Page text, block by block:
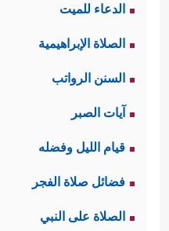
الدعاء للميت
الصلاة الإبراهيمية
السنن الرواتب
آيات الصبر
قيام الليل وفضله
فضائل صلاة الفجر
الصلاة على النبي